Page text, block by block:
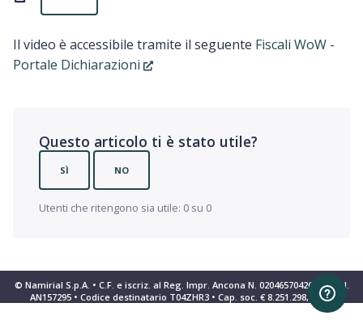
Il video è accessibile tramite il seguente Fiscali WoW -
Portale Dichiarazioni
Questo articolo ti è stato utile?
SÌ NO
Utenti che ritengono sia utile: 0 su 0
© Namirial S.p.A. • C.F. e iscriz. al Reg. Impr. Ancona N. 02046570426 • REA N.
AN157295 • Codice destinatario T04ZHR3 • Cap. soc. € 8.251.298,70 i.v.